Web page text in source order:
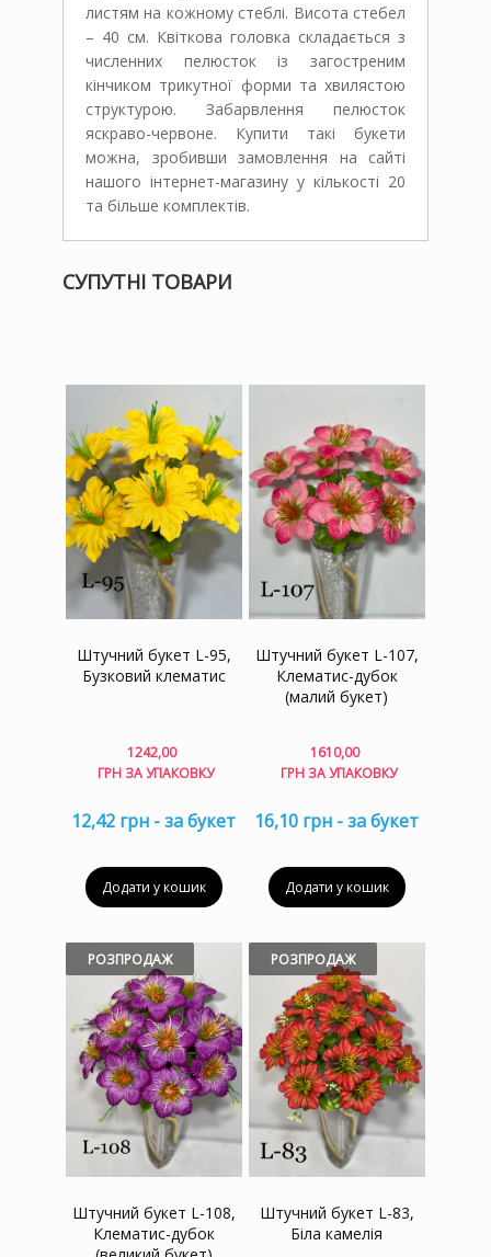
листям на кожному стеблі. Висота стебел
– 40 см. Квіткова головка складається з
численних пелюсток із загостреним
кінчиком трикутної форми та хвилястою
структурою. Забарвлення пелюсток
яскраво-червоне. Купити такі букети
можна, зробивши замовлення на сайті
нашого інтернет-магазину у кількості 20
та більше комплектів.
СУПУТНІ ТОВАРИ
Штучний букет L-95,
Бузковий клематис
1242,00
ГРН ЗА УПАКОВКУ
12,42 грн - за букет
Додати у кошик
Штучний букет L-107,
Клематис-дубок
(малий букет)
1610,00
ГРН ЗА УПАКОВКУ
16,10 грн - за букет
Додати у кошик
РОЗПРОДАЖ
Штучний букет L-108,
Клематис-дубок
РОЗПРОДАЖ
Штучний букет L-83,
Біла камелія